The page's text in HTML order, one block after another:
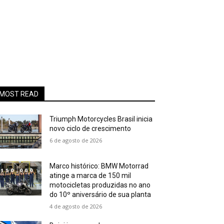
MOST READ
Triumph Motorcycles Brasil inicia
novo ciclo de crescimento
6 de agosto de 2026
Marco histórico: BMW Motorrad
atinge a marca de 150 mil
motocicletas produzidas no ano
do 10º aniversário de sua planta
4 de agosto de 2026